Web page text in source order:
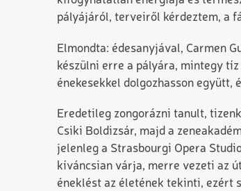
pályájáról, terveiről kérdeztem, a
Elmondta: édesanyjával, Carmen
készülni erre a pályára, mintegy
énekesekkel dolgozhasson együtt,
Eredetileg zongorázni tanult,
Csiki Boldizsár, majd a
jelenleg a Strasbourgi Opera
kíváncsian várja, merre vezeti az
éneklést az életének tekinti, ezért